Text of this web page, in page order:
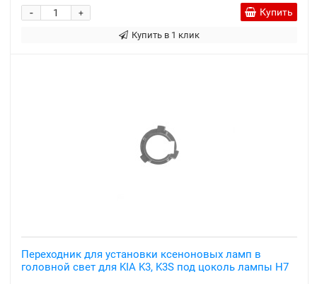
+
- Купить
Купить в 1 клик
Переходник для установки ксеноновых ламп в
головной свет для KIA K3, K3S под цоколь лампы H7